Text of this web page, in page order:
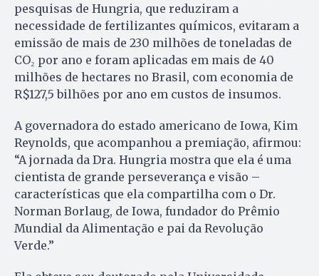
pesquisas de Hungria, que reduziram a
necessidade de fertilizantes químicos, evitaram a
emissão de mais de 230 milhões de toneladas de
CO₂ por ano e foram aplicadas em mais de 40
milhões de hectares no Brasil, com economia de
R$127,5 bilhões por ano em custos de insumos.
A governadora do estado americano de Iowa, Kim
Reynolds, que acompanhou a premiação, afirmou:
“A jornada da Dra. Hungria mostra que ela é uma
cientista de grande perseverança e visão –
características que ela compartilha com o Dr.
Norman Borlaug, de Iowa, fundador do Prêmio
Mundial da Alimentação e pai da Revolução
Verde.”